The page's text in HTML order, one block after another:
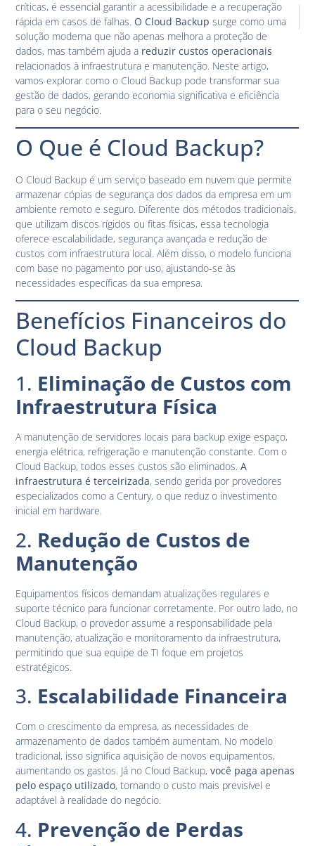
críticas, é essencial garantir a acessibilidade e a recuperação
rápida em casos de falhas. O Cloud Backup surge como uma
solução moderna que não apenas melhora a proteção de
dados, mas também ajuda a reduzir custos operacionais
relacionados à infraestrutura e manutenção. Neste artigo,
vamos explorar como o Cloud Backup pode transformar sua
gestão de dados, gerando economia significativa e eficiência
para o seu negócio.
O Que é Cloud Backup?
O Cloud Backup é um serviço baseado em nuvem que permite
armazenar cópias de segurança dos dados da empresa em um
ambiente remoto e seguro. Diferente dos métodos tradicionais,
que utilizam discos rígidos ou fitas físicas, essa tecnologia
oferece escalabilidade, segurança avançada e redução de
custos com infraestrutura local. Além disso, o modelo funciona
com base no pagamento por uso, ajustando-se às
necessidades específicas da sua empresa.
Benefícios Financeiros do
Cloud Backup
1. Eliminação de Custos com
Infraestrutura Física
A manutenção de servidores locais para backup exige espaço,
energia elétrica, refrigeração e manutenção constante. Com o
Cloud Backup, todos esses custos são eliminados.A
infraestrutura é terceirizada, sendo gerida por provedores
especializados como a Century, o que reduz o investimento
inicial em hardware.
2. Redução de Custos de
Manutenção
Equipamentos físicos demandam atualizações regulares e
suporte técnico para funcionar corretamente. Por outro lado, no
Cloud Backup, o provedor assume a responsabilidade pela
manutenção, atualização e monitoramento da infraestrutura,
permitindo que sua equipe de TI foque em projetos
estratégicos.
3. Escalabilidade Financeira
Com o crescimento da empresa, as necessidades de
armazenamento de dados também aumentam. No modelo
tradicional, isso significa aquisição de novos equipamentos,
aumentando os gastos. Já no Cloud Backup,você paga apenas
pelo espaço utilizado, tornando o custo mais previsível e
adaptável à realidade do negócio.
4. Prevenção de Perdas